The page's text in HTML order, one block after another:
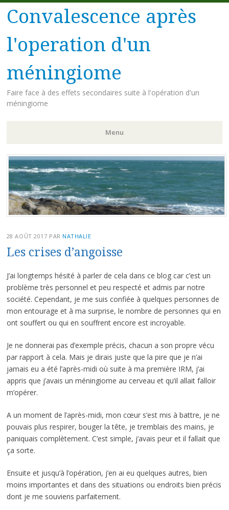
Convalescence après
l'operation d'un
méningiome
Faire face à des effets secondaires suite à l'opération d'un
méningiome
Menu
Aller
au
contenu
principal
28 AOÛT 2017 PAR NATHALIE
Les crises d’angoisse
J’ai longtemps hésité à parler de cela dans ce blog car c’est un
problème très personnel et peu respecté et admis par notre
société. Cependant, je me suis confiée à quelques personnes de
mon entourage et à ma surprise, le nombre de personnes qui en
ont souffert ou qui en souffrent encore est incroyable.
Je ne donnerai pas d’exemple précis, chacun a son propre vécu
par rapport à cela. Mais je dirais juste que la pire que je n’ai
jamais eu a été l’après-midi où suite à ma première IRM, j’ai
appris que j’avais un méningiome au cerveau et qu’il allait falloir
m’opérer.
A un moment de l’après-midi, mon cœur s’est mis à battre, je ne
pouvais plus respirer, bouger la tête, je tremblais des mains, je
paniquais complètement. C’est simple, j’avais peur et il fallait que
ça sorte.
Ensuite et jusqu’à l’opération, j’en ai eu quelques autres, bien
moins importantes et dans des situations ou endroits bien précis
dont je me souviens parfaitement.